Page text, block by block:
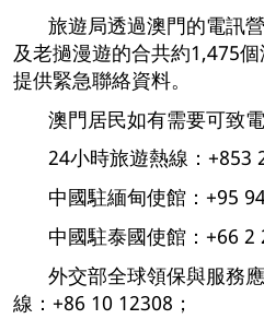
旅遊局透過澳門的電訊
及老撾漫遊的合共約1,475
提供緊急聯絡資料。
澳門居民如有需要可致電
24小時旅遊熱線：+853
中國駐緬甸使館：+95
中國駐泰國使館：+66 2
外交部全球領保與服務
線：+86 10 12308；